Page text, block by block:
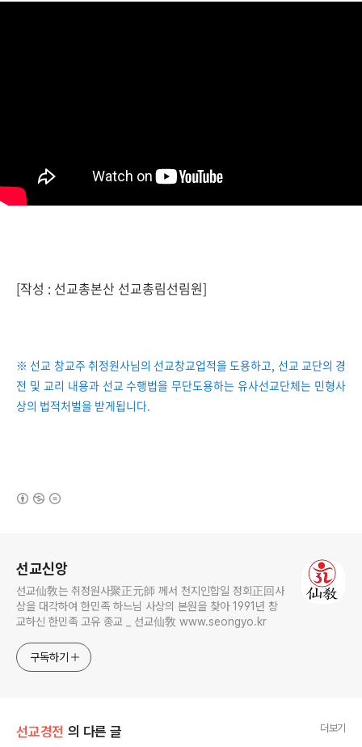
[작성 : 선교총본산 선교총림선림원]
※ 선교 창교주 취정원사님의 선교창교업적을 도용하고, 선교 교단의 경
전 및 교리 내용과 선교 수행법을 무단도용하는 유사선교단체는 민형사
상의 법적처벌을 받게됩니다.
선교신앙
선교仙敎는 취정원사聚正元師 께서 천지인합일 정회正回사
상을 대각하여 한민족 하느님 사상의 본원을 찾아 1991년 창
교하신 한민족 고유 종교 _ 선교仙敎 www.seongyo.kr
구독하기
선교경전 의 다른 글 더보기